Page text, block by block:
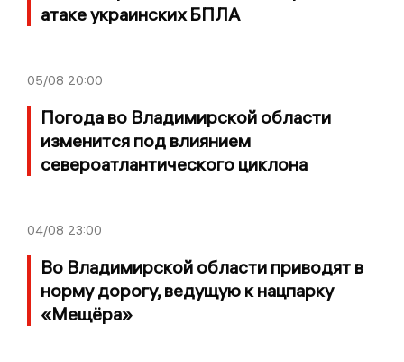
атаке украинских БПЛА
05/08 20:00
Погода во Владимирской области
изменится под влиянием
североатлантического циклона
04/08 23:00
Во Владимирской области приводят в
норму дорогу, ведущую к нацпарку
«Мещёра»